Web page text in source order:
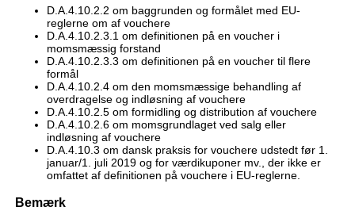
D.A.4.10.2.2 om baggrunden og formålet med EU-
reglerne om af vouchere
D.A.4.10.2.3.1 om definitionen på en voucher i
momsmæssig forstand
D.A.4.10.2.3.3 om definitionen på en voucher til flere
formål
D.A.4.10.2.4 om den momsmæssige behandling af
overdragelse og indløsning af vouchere
D.A.4.10.2.5 om formidling og distribution af vouchere
D.A.4.10.2.6 om momsgrundlaget ved salg eller
indløsning af vouchere
D.A.4.10.3 om dansk praksis for vouchere udstedt før 1.
januar/1. juli 2019 og for værdikuponer mv., der ikke er
omfattet af definitionen på vouchere i EU-reglerne.
Bemærk